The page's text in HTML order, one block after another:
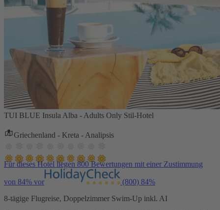
TUI BLUE Insula Alba - Adults Only Stil-Hotel
Griechenland - Kreta - Analipsis
Für dieses Hotel liegen 800 Bewertungen mit einer Zustimmung
von 84% vor (800) 84%
8-tägige Flugreise, Doppelzimmer Swim-Up inkl. AI